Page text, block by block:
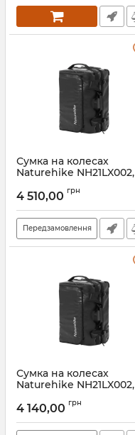
Сумка на колесах
Naturehike NH21LX002,
Артикул:7_65348
4 510,00 грн
Передзамовлення
Сумка на колесах
Naturehike NH21LX002,
Артикул:7_65346
4 140,00 грн